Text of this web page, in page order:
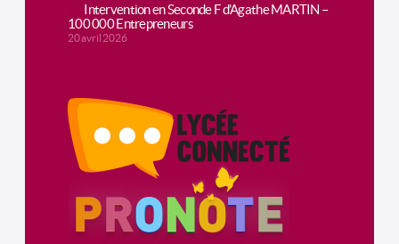
Intervention en Seconde F d’Agathe MARTIN –
100 000 Entrepreneurs
20 avril 2026